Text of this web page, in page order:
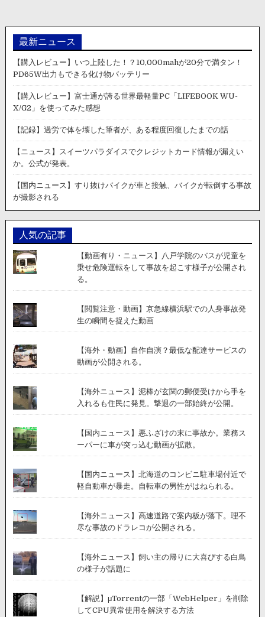
最新ニュース
【購入レビュー】いつ上陸した！？10,000mahが20分で満タン！
PD65W出力もできる化け物バッテリー
【購入レビュー】富士通が誇る世界最軽量PC「LIFEBOOK WU-
X/G2」を使ってみた感想
【記録】過労で体を壊した筆者が、ある程度回復したまでの話
【ニュース】スイーツパラダイスでクレジットカード情報が漏えい
か。公式が発表。
【国内ニュース】すり抜けバイクが車と接触、バイクが転倒する事故
が撮影される
人気の記事
【動画有り・ニュース】八戸学院のバスが児童を
乗せ危険運転をして事故を起こす様子が公開され
る。
【閲覧注意・動画】京急線横浜駅での人身事故発
生の瞬間を捉えた動画
【海外・動画】自作自演？最低な配達サービスの
動画が公開される。
【海外ニュース】泥棒が玄関の郵便受けから手を
入れるも住民に発見。撃退の一部始終が公開。
【国内ニュース】悪ふざけの末に事故か。業務ス
ーパーに車が突っ込む動画が拡散。
【国内ニュース】北海道のコンビニ駐車場付近で
軽自動車が暴走。自転車の男性がはねられる。
【海外ニュース】高速道路で案内板が落下。理不
尽な事故のドラレコが公開される。
【海外ニュース】飼い主の帰りに大喜びする白鳥
の様子が話題に
【解説】μTorrentの一部「WebHelper」を削除
してCPU異常使用を解決する方法